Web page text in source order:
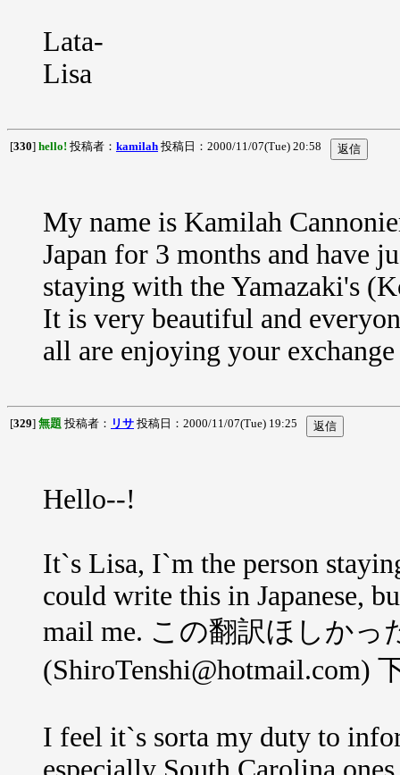
Lata-
Lisa
[330] hello! 投稿者： kamilah 投稿日：2000/11/07(Tue) 20:58
My name is Kamilah
Japan for 3 months and have
staying with the Yamazaki's
It is very beautiful and
all are enjoying your
[329] 無題 投稿者： リサ 投稿日：2000/11/07(Tue) 19:25
Hello--!
It`s Lisa, I`m the person
could write this in Japanese,
mail me. この翻訳ほしかっ
(ShiroTenshi@hotmail.com)
I feel it`s sorta my duty to